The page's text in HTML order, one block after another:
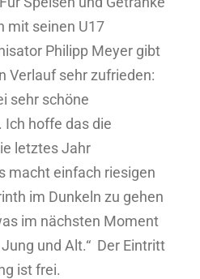
mit seinen U17
Philipp Meyer gibt
Verlauf sehr zufrieden:
sehr schöne
hoffe das die
letztes Jahr
macht einfach riesigen
im Dunkeln zu gehen
im nächsten Moment
und Alt.“ Der Eintritt
ist frei.